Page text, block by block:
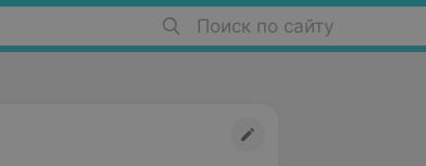
Поиск по сайту